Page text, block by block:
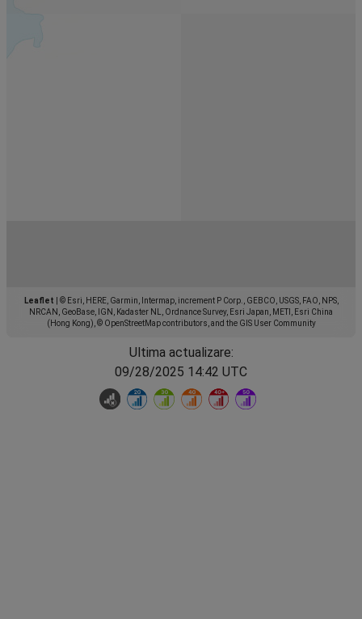
Leaflet
© Esri, HERE, Garmin, Intermap, increment P Corp., GEBCO, USGS, FAO, NPS,
NRCAN, GeoBase, IGN, Kadaster NL, Ordnance Survey, Esri Japan, METI, Esri China
(Hong Kong), © OpenStreetMap contributors, and the GIS User Community
Ultima actualizare:
09/28/2025 14:42 UTC